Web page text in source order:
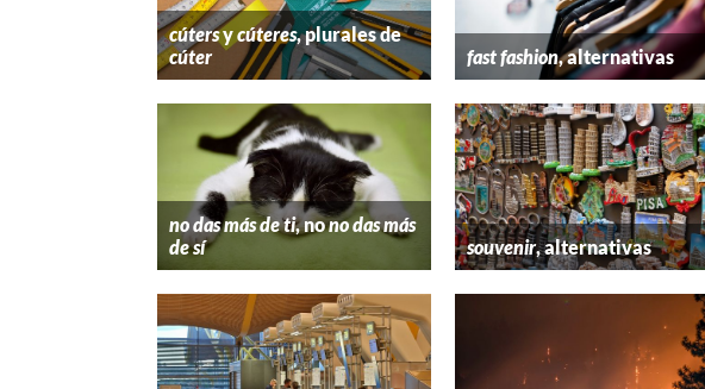
cútersycúteres, plurales de
cúter
fast fashion, alternativas
no das más de ti, nono das más
de sí
souvenir, alternativas